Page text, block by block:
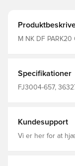
M NK DF PARK20
Specifikationer
FJ3004-657,
Kundesupport
Vi er her for at